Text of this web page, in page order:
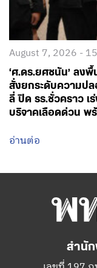
August 7, 2026 -
‘ศ.ดร.ยศชนัน’ ลง
สั่งยกระดับความป
ลี่ ปิด รร.ชั่วคราว เ
บริจาคเลือดด่วน พ
อ่านต่อ
สำนัก